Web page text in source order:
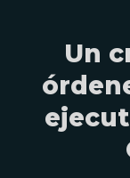
Un